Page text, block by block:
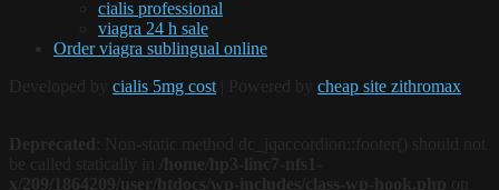
cialis professional
viagra 24 h sale
Order viagra sublingual online
cialis 5mg cost cheap site zithromax